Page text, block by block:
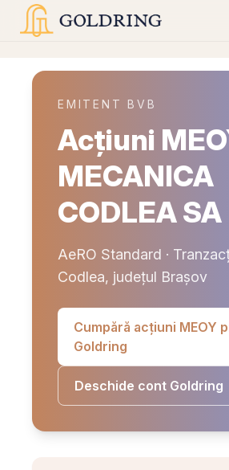
EMITENT BVB
Acțiuni
MECANICA
CODLEA SA
AeRO Standard ·
Codlea, județul Brașov
Cumpără acțiuni MEOY
Goldring
Deschide cont Goldring